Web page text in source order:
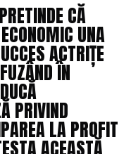
CĂ
UNA
ACTRIȚE
ÎN
PRIVIND
LA PROFIT
ACEASTĂ